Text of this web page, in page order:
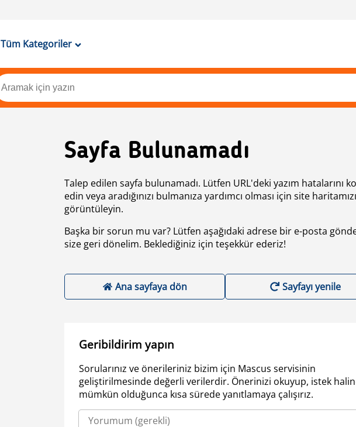
Tüm Kategoriler
Sayfa Bulunamadı
Talep edilen sayfa bulunamadı. Lütfen URL'deki yazım hatalarını
edin veya aradığınızı bulmanıza yardımcı olması için site haritamızı
görüntüleyin.
Başka bir sorun mu var? Lütfen aşağıdaki adrese bir e-posta
size geri dönelim. Beklediğiniz için teşekkür ederiz!
Ana sayfaya dön Sayfayı yenile
Geribildirim yapın
Sorularınız ve önerileriniz bizim için Mascus servisinin
geliştirilmesinde değerli verilerdir. Önerinizi okuyup, istek
mümkün olduğunca kısa sürede yanıtlamaya çalışırız.